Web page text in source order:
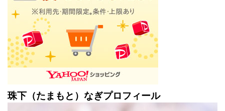
珠下（たまもと）なぎプロフィール